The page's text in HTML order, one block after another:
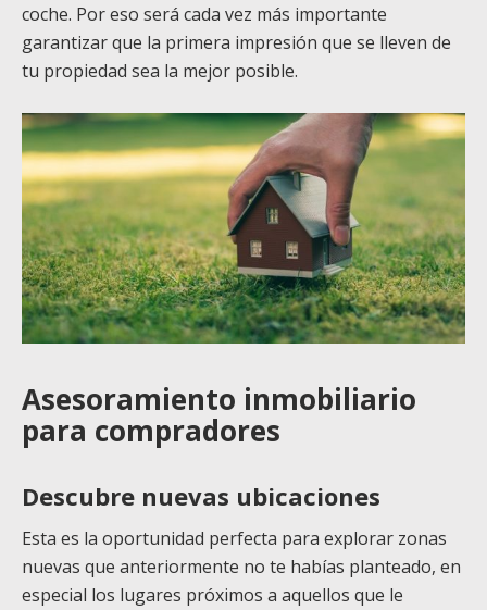
coche. Por eso será cada vez más importante
garantizar que la primera impresión que se lleven de
tu propiedad sea la mejor posible.
Asesoramiento inmobiliario
para compradores
Descubre nuevas ubicaciones
Esta es la oportunidad perfecta para explorar zonas
nuevas que anteriormente no te habías planteado, en
especial los lugares próximos a aquellos que le